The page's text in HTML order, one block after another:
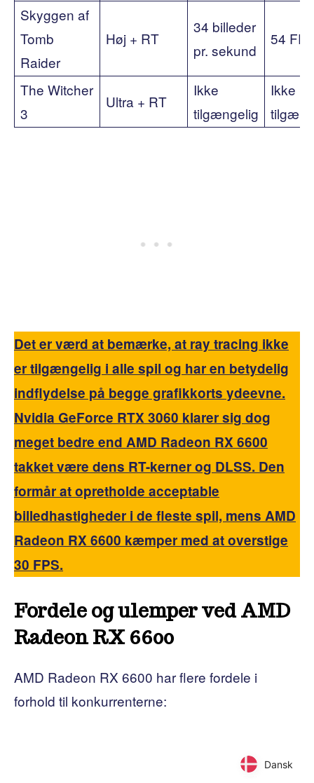
Skyggen af ​​
Tomb
Raider
Høj + RT
34 billeder
pr. sekund
54
The Witcher
3
Ultra + RT
Ikke
tilgængelig
Ikke
Det er værd at bemærke, at ray tracing ikke
er tilgængelig i alle spil og har en betydelig
indflydelse på begge grafikkorts ydeevne.
Nvidia GeForce RTX 3060 klarer sig dog
meget bedre end AMD Radeon RX 6600
takket være dens RT-kerner og DLSS. Den
formår at opretholde acceptable
billedhastigheder i de fleste spil, mens AMD
Radeon RX 6600 kæmper med at overstige
30 FPS.
Fordele og ulemper ved AMD
Radeon RX 6600
AMD Radeon RX 6600 har flere fordele i
forhold til konkurrenterne:
Dansk
Dansk